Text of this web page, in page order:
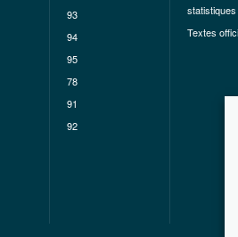
93
94
95
78
91
92
statistiques
Textes